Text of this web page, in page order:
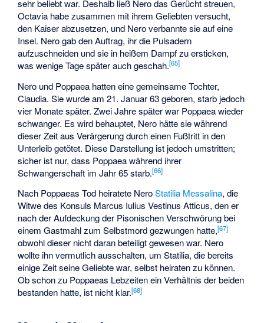
sehr beliebt war. Deshalb ließ Nero das Gerücht streuen,
Octavia habe zusammen mit ihrem Geliebten versucht,
den Kaiser abzusetzen, und Nero verbannte sie auf eine
Insel. Nero gab den Auftrag, ihr die Pulsadern
aufzuschneiden und sie in heißem Dampf zu ersticken,
was wenige Tage später auch geschah.[65]
Nero und Poppaea hatten eine gemeinsame Tochter,
Claudia. Sie wurde am 21. Januar 63 geboren, starb jedoch
vier Monate später. Zwei Jahre später war Poppaea wieder
schwanger. Es wird behauptet, Nero hätte sie während
dieser Zeit aus Verärgerung durch einen Fußtritt in den
Unterleib getötet. Diese Darstellung ist jedoch umstritten;
sicher ist nur, dass Poppaea während ihrer
Schwangerschaft im Jahr 65 starb.[66]
Nach Poppaeas Tod heiratete NeroStatilia Messalina, die
Witwe des Konsuls Marcus Iulius Vestinus Atticus, den er
nach der Aufdeckung der Pisonischen Verschwörung bei
einem Gastmahl zum Selbstmord gezwungen hatte,[67]
obwohl dieser nicht daran beteiligt gewesen war. Nero
wollte ihn vermutlich ausschalten, um Statilia, die bereits
einige Zeit seine Geliebte war, selbst heiraten zu können.
Ob schon zu Poppaeas Lebzeiten ein Verhältnis der beiden
bestanden hatte, ist nicht klar.[68]